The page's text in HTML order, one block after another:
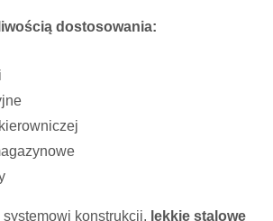
dostosowania:
systemowi konstrukcji, lekkie stalowe